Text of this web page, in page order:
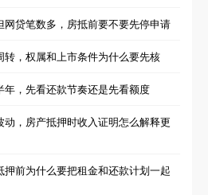
网贷笔数多，房抵前要不要先停申请
转，权属和上市条件为什么要先核
年，先看还款节奏还是先看额度
，房产抵押时收入证明怎么解释更
前为什么要把租金和还款计划一起